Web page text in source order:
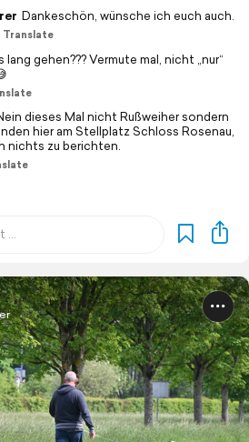
Dankeschön, wünsche ich euch auch.
Translate
lang gehen??? Vermute mal, nicht „nur“
dieses Mal nicht Rußweiher sondern
hier am Stellplatz Schloss Rosenau,
nichts zu berichten.